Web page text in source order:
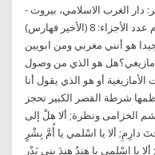
دار الغرب الاسلامي، بيروت -
لبنان الطبعة: الثانية، 1427 هـ - 2006 م عدد الأجزاء: 8 (الأخير فهارس)
هو أنني مغربي ومن ابويين
هو الذي من وصول
أو هو الذي يقول أنا
شرطة القصر الكبير تحجز
الخزامى ونظرة; ألا هلْ إلى
دارِمِ; ألا يا اسْلمي يا أُمَّ بِشْرٍ
يا اسْلمي يا هِندُ هِندَ بني بَدْرِ